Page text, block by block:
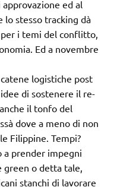
ed al
lo stesso tracking dà
per i temi del conflitto,
Ed a novembre
logistiche post
di sostenere il re-
il tonfo del
dove a meno di non
Filippine. Tempi?
a prender impegni
green o detta tale,
stanchi di lavorare